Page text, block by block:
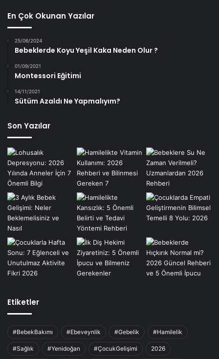
En Çok Okunan Yazılar
25/06/2024
Bebeklerde Koyu Yeşil Kaka Neden Olur ?
01/09/2021
Montessori Eğitimi
14/11/2021
Sütüm Azaldı Ne Yapmalıyım?
Son Yazılar
Etiketler
#BebekBakımı #Ebeveynlik #Gebelik #Hamilelik
#Sağlık #Yenidoğan #ÇocukGelişimi 2026